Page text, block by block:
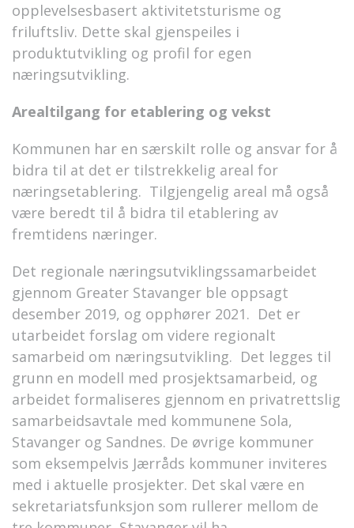
opplevelsesbasert aktivitetsturisme og
friluftsliv. Dette skal gjenspeiles i
produktutvikling og profil for egen
næringsutvikling.
Arealtilgang for etablering og vekst
Kommunen har en særskilt rolle og ansvar for å
bidra til at det er tilstrekkelig areal for
næringsetablering. Tilgjengelig areal må også
være beredt til å bidra til etablering av
fremtidens næringer.
Det regionale næringsutviklingssamarbeidet
gjennom Greater Stavanger ble oppsagt
desember 2019, og opphører 2021. Det er
utarbeidet forslag om videre regionalt
samarbeid om næringsutvikling. Det legges til
grunn en modell med prosjektsamarbeid, og
arbeidet formaliseres gjennom en privatrettslig
samarbeidsavtale med kommunene Sola,
Stavanger og Sandnes. De øvrige kommuner
som eksempelvis Jærråds kommuner inviteres
med i aktuelle prosjekter. Det skal være en
sekretariatsfunksjon som rullerer mellom de